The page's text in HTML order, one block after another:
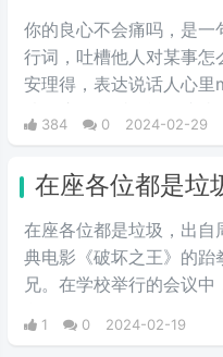
爱，由于这个背景音乐很
起很多抖友跟风。
你的良心不会痛吗，是一
行词，吐槽他人对某事怎
安理得，表达说话人心里
会内疚吗，来源于热图鹦
情包，火于知乎，该词也
嚼字》评为2017年度十大
一，现在多用于聊天中的
384 0 2024-02-29
在座各位都是垃
在座各位都是垃圾，出自
典电影《破坏之王》的跆
兄。在学校举行的会议中
1 0 2024-02-19